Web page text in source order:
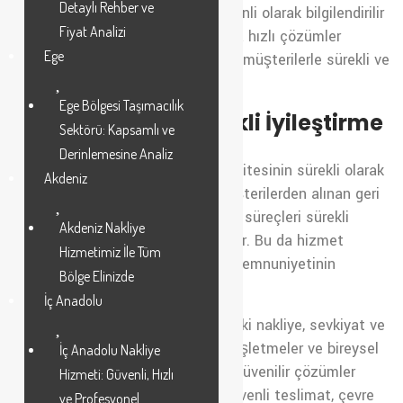
süreçleri hakkında müşteriler düzenli olarak bilgilendirilir
ve herhangi bir sorun yaşandığında hızlı çözümler
sunulur. Ayrıca, sevkiyat sırasında müşterilerle sürekli ve
Geri Bildirim ve Sürekli İyileştirme
Müşteri geri bildirimleri, hizmet kalitesinin sürekli olarak
iyileştirilmesine yardımcı olur. Müşterilerden alınan geri
bildirimler dikkate alınarak, taşıma süreçleri sürekli
olarak gözden geçirilir ve iyileştirilir. Bu da hizmet
kalitesinin artmasını ve müşteri memnuniyetinin
sağlanmasını sağlar.
İstanbul’da Şile ve Tuzla arasındaki nakliye, sevkiyat ve
evden eve taşımacılık hizmetleri, işletmeler ve bireysel
müşteriler için ekonomik, hızlı ve güvenilir çözümler
sunar. Maliyet etkinliği, hızlı ve güvenli teslimat, çevre
Detaylı Rehber ve
Fiyat Analizi
Ege
Ege Bölgesi Taşımacılık
Sektörü: Kapsamlı ve
Derinlemesine Analiz
Akdeniz
Akdeniz Nakliye
Hizmetimiz İle Tüm
Bölge Elinizde
İç Anadolu
İç Anadolu Nakliye
Hizmeti: Güvenli, Hızlı
ve Profesyonel